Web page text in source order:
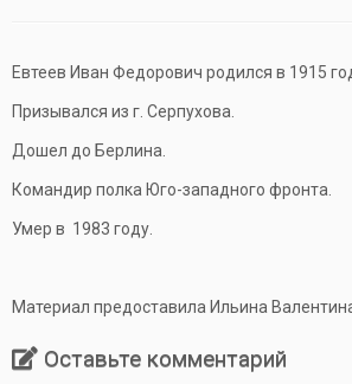
Евтеев Иван Федорович родился в 1915
Призывался из г. Серпухова.
Дошел до Берлина.
Командир полка Юго-западного фронта.
Умер в 1983 году.
Материал предоставила Ильина
Оставьте комментарий